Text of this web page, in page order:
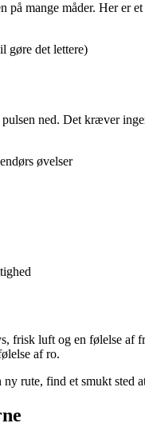
mange måder. Her er
gøre det lettere)
ned. Det kræver
øvelser
frisk luft og en følelse
af ro.
rute, find et smukt